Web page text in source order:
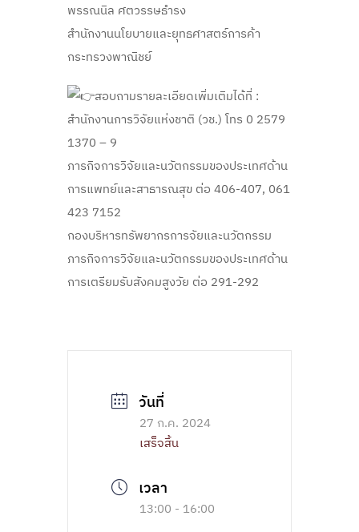
พรรณนิล ศตวรรษธำรง
สำนักงานนโยบายและยุทธศาสตร์การค้า
กระทรวงพาณิชย์
สอบถามรายละเอียดเพิ่มเติมได้ที่ :
สำนักงานการวิจัยแห่งชาติ (วช.) โทร 0 2579
1370 – 9
ภารกิจการวิจัยและนวัตกรรมของประเทศด้าน
การแพทย์และสาธารณสุข ต่อ 406-407, 061
423 7152
กองบริหารทรัพยากรการจัยและนวัตกรรม
ภารกิจการวิจัยและนวัตกรรมของประเทศด้าน
การเตรียมรับสังคมสูงวัย ต่อ 291-292
27 ก.ค. 2024
เสร็จสิ้น
13:00 - 16:00